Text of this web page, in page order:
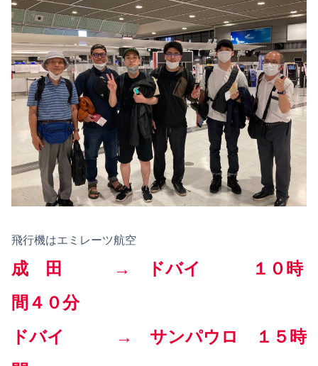
飛行機はエミレーツ航空
成 田 → ドバイ １０時
間４０分
ドバイ → サンパウロ １５時